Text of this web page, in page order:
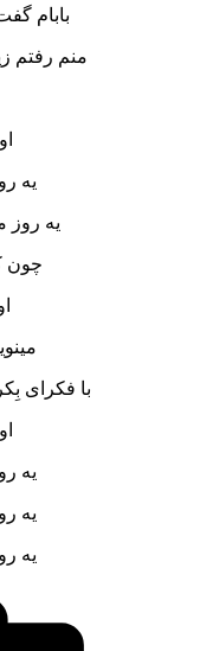
بابام
منم رفتم
یه
یه روز
چون
با فکرای
یه
یه
یه